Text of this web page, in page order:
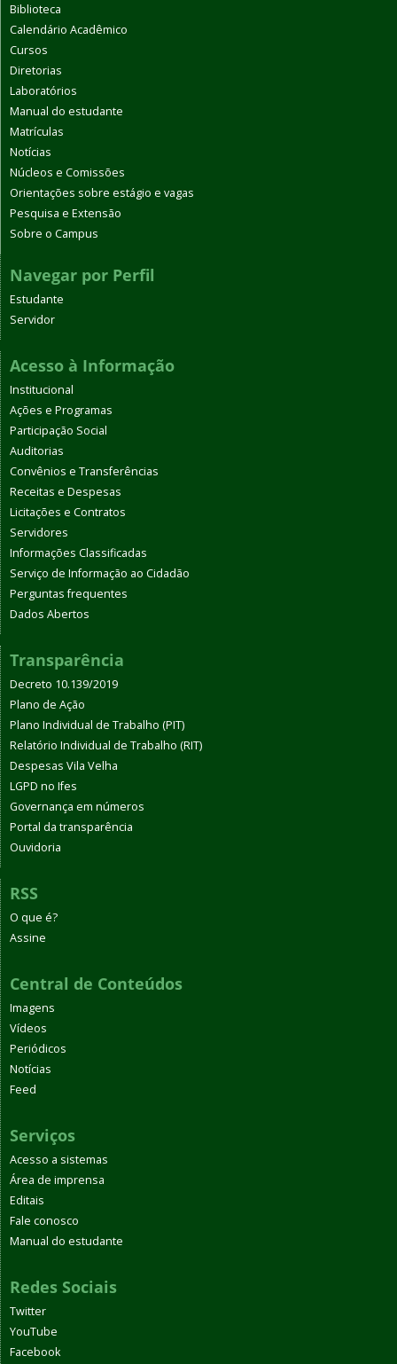
Biblioteca
Calendário Acadêmico
Cursos
Diretorias
Laboratórios
Manual do estudante
Matrículas
Notícias
Núcleos e Comissões
Orientações sobre estágio e vagas
Pesquisa e Extensão
Sobre o Campus
Navegar por Perfil
Estudante
Servidor
Acesso à Informação
Institucional
Ações e Programas
Participação Social
Auditorias
Convênios e Transferências
Receitas e Despesas
Licitações e Contratos
Servidores
Informações Classificadas
Serviço de Informação ao Cidadão
Perguntas frequentes
Dados Abertos
Transparência
Decreto 10.139/2019
Plano de Ação
Plano Individual de Trabalho (PIT)
Relatório Individual de Trabalho (RIT)
Despesas Vila Velha
LGPD no Ifes
Governança em números
Portal da transparência
Ouvidoria
RSS
O que é?
Assine
Central de Conteúdos
Imagens
Vídeos
Periódicos
Notícias
Feed
Serviços
Acesso a sistemas
Área de imprensa
Editais
Fale conosco
Manual do estudante
Redes Sociais
Twitter
YouTube
Facebook